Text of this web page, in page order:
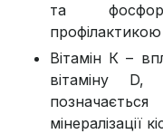
та
Вітамін К –
вітаміну
мінералізації